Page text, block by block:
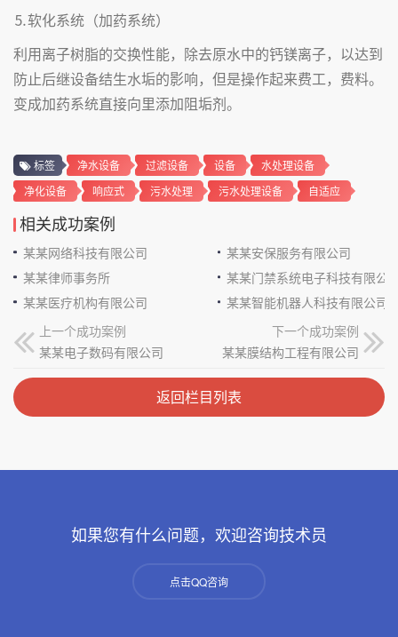
⒌软化系统（加药系统）
利用离子树脂的交换性能，除去原水中的钙镁离子，以达到
防止后继设备结生水垢的影响，但是操作起来费工，费料。
变成加药系统直接向里添加阻垢剂。
标签 净水设备 过滤设备 设备
水处理设备
净化设备
响应式 污水处理 污水处理设备 自适应
相关成功案例
某某网络科技有限公司
某某安保服务有限公司
某某律师事务所
某某门禁系统电子科技有限公
某某医疗机构有限公司
某某智能机器人科技有限公司
上一个成功案例
某某电子数码有限公司
下一个成功案例
某某膜结构工程有限公司
返回栏目列表
如果您有什么问题，欢迎咨询技术员
点击QQ咨询